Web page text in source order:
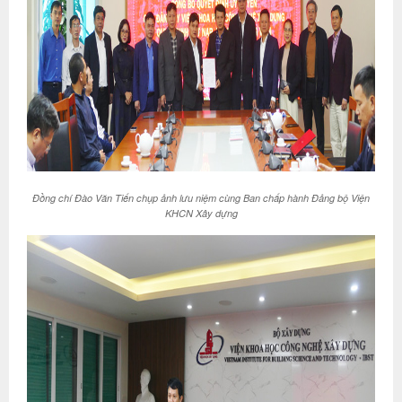
Đồng chí Đào Văn Tiến chụp ảnh lưu niệm cùng Ban chấp hành Đảng bộ Viện
KHCN Xây dựng